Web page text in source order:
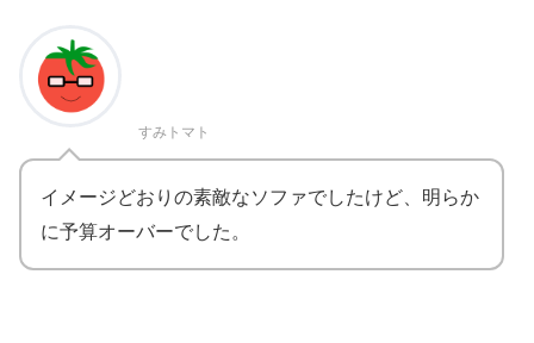
すみトマト
イメージどおりの素敵なソファでしたけど、明らか
に予算オーバーでした。